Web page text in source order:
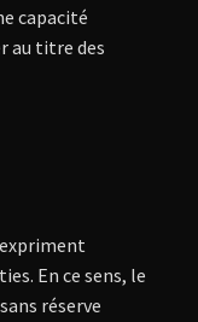
capacité
au titre des
En ce sens, le
réserve